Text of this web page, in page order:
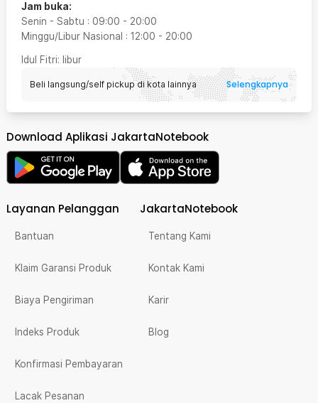
Jam buka:
Senin - Sabtu : 09:00 - 20:00
Minggu/Libur Nasional : 12:00 - 20:00
Idul Fitri: libur
Beli langsung/self pickup di kota lainnya Selengkapnya
Download Aplikasi JakartaNotebook
Layanan Pelanggan
Bantuan
Klaim Garansi Produk
Biaya Pengiriman
Indeks Produk
Konfirmasi Pembayaran
Lacak Pesanan
JakartaNotebook
Tentang Kami
Kontak Kami
Karir
Blog